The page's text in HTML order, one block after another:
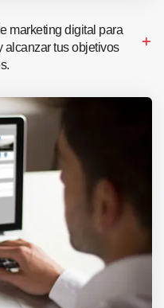
marketing digital para
alcanzar tus objetivos